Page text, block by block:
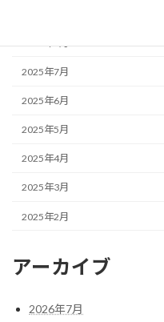
2025年7月
2025年6月
2025年5月
2025年4月
2025年3月
2025年2月
アーカイブ
2026年7月